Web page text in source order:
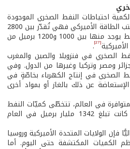
احتياطات النفط الصخري الموجودة
في العالم. ولكن بحسب مكتب الطاقة الأميركي فهي تُقدّر بين 2800
و3100 مليار برميل من النفط يوجد منها بين 1000 و1200 برميل من [27]
.
الصخري في فنزويلا والصين والمغرب
ومصر وتركيا وغيرها من الدول. وفي
الصخري في إنتاج الكهرباء بخاصّةٍ في
عن ذلك بالغاز أو بمواد أخرى
في العالم، تتخطّى كميّات النفط
التقليدية المتوافرة والتي كانت تبلغ 1342 مليار برميل في العام
فإن الولايات المتحدة الأميركية وروسيا
الكميات المكتشفة حتى اليوم. أما